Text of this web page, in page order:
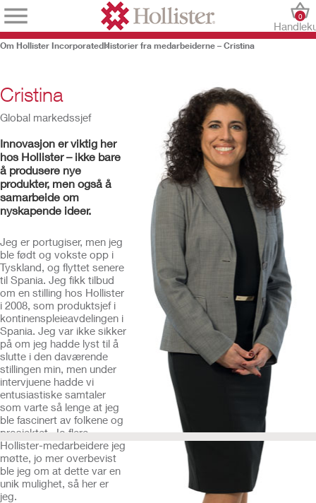
0
Om Hollister IncorporatedHistorier fra medarbeiderne – Cristina
Cristina
Global markedssjef
Innovasjon er viktig her
hos Hollister – ikke bare
å produsere nye
produkter, men også å
samarbeide om
nyskapende ideer.
Jeg er portugiser, men jeg
ble født og vokste opp i
Tyskland, og flyttet senere
til Spania. Jeg fikk tilbud
om en stilling hos Hollister
i 2008, som produktsjef i
kontinenspleieavdelingen i
Spania. Jeg var ikke sikker
på om jeg hadde lyst til å
slutte i den daværende
stillingen min, men under
intervjuene hadde vi
entusiastiske samtaler
som varte så lenge at jeg
ble fascinert av folkene og
prosjektet. Jo flere
Hollister-medarbeidere jeg
møtte, jo mer overbevist
ble jeg om at dette var en
unik mulighet, så her er
jeg.